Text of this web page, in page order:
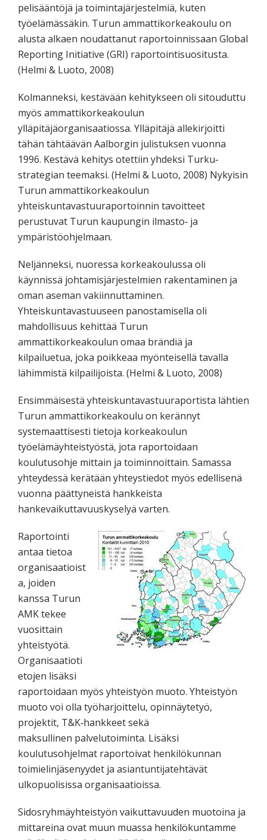
pelisääntöjä ja toimintajärjestelmiä, kuten
työelämässäkin. Turun ammattikorkeakoulu on
alusta alkaen noudattanut raportoinnissaan Global
Reporting Initiative (GRI) raportointisuositusta.
(Helmi & Luoto, 2008)
Kolmanneksi, kestävään kehitykseen oli sitouduttu
myös ammattikorkeakoulun
ylläpitäjäorganisaatiossa. Ylläpitäjä allekirjoitti
tähän tähtäävän Aalborgin julistuksen vuonna
1996. Kestävä kehitys otettiin yhdeksi Turku‐
strategian teemaksi. (Helmi & Luoto, 2008) Nykyisin
Turun ammattikorkeakoulun
yhteiskuntavastuuraportoinnin tavoitteet
perustuvat Turun kaupungin ilmasto‐ ja
ympäristöohjelmaan.
Neljänneksi, nuoressa korkeakoulussa oli
käynnissä johtamisjärjestelmien rakentaminen ja
oman aseman vakiinnuttaminen.
Yhteiskuntavastuuseen panostamisella oli
mahdollisuus kehittää Turun
ammattikorkeakoulun omaa brändiä ja
kilpailuetua, joka poikkeaa myönteisellä tavalla
lähimmistä kilpailijoista. (Helmi & Luoto, 2008)
Ensimmäisestä yhteiskuntavastuuraportista lähtien
Turun ammattikorkeakoulu on kerännyt
systemaattisesti tietoja korkeakoulun
työelämäyhteistyöstä, jota raportoidaan
koulutusohje mittain ja toiminnoittain. Samassa
yhteydessä kerätään yhteystiedot myös edellisenä
vuonna päättyneistä hankkeista
hankevaikuttavuuskyselyä varten.
Raportointi
antaa tietoa
organisaatioist
a, joiden
kanssa Turun
AMK tekee
vuosittain
yhteistyötä.
Organisaatioti
etojen lisäksi
raportoidaan myös yhteistyön muoto. Yhteistyön
muoto voi olla työharjoittelu, opinnäytetyö,
projektit, T&K‐hankkeet sekä
maksullinen palvelutoiminta. Lisäksi
koulutusohjelmat raportoivat henkilökunnan
toimielinjäsenyydet ja asiantuntijatehtävät
ulkopuolisissa organisaatioissa.
Sidosryhmäyhteistyön vaikuttavuuden muotoina ja
mittareina ovat muun muassa henkilökuntamme